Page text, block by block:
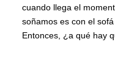
cuando llega el
soñamos es con el
Entonces, ¿a qué hay